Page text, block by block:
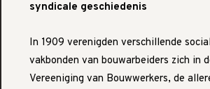
syndicale geschiedenis
In 1909 verenigden verschillende
vakbonden van bouwarbeiders zich in
Vereeniging van Bouwwerkers, de